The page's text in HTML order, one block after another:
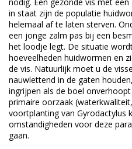
in staat zijn de populatie
helemaal af te laten sterven.
een jonge zalm pas bij een
het loodje legt. De situatie
hoeveelheden huidwormen en
de vis. Natuurlijk moet u de
nauwlettend in de gaten
ingrijpen als de boel
primaire oorzaak
voortplanting van Gyrodactylus
omstandigheden voor deze
gaan.